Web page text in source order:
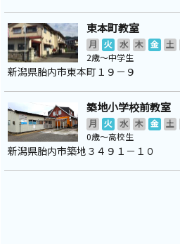
東本町教室
月 火 水 木 金 土
2歳～中学生
新潟県胎内市東本町１９－９
築地小学校前教室
月 火 水 木 金 土
0歳～高校生
新潟県胎内市築地３４９１－１０